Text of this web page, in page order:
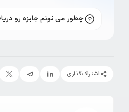
چطور می تونم جایزه رو
اشتراک‌گذاری